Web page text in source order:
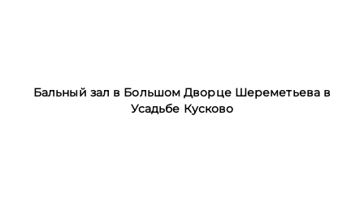
Бальный зал в Большом Дворце Шереметьева в
Усадьбе Кусково